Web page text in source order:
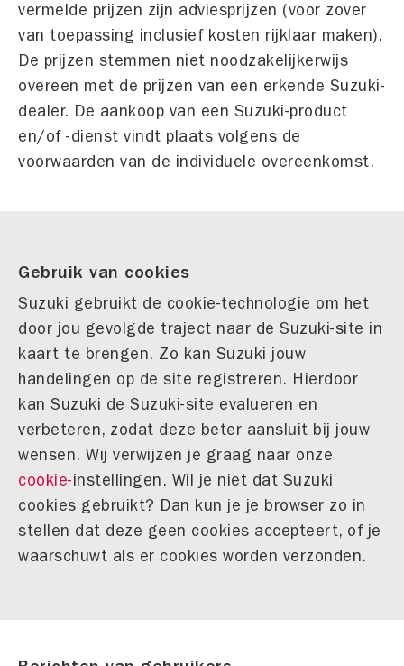
vermelde prijzen zijn adviesprijzen (voor zover
van toepassing inclusief kosten rijklaar maken).
De prijzen stemmen niet noodzakelijkerwijs
overeen met de prijzen van een erkende Suzuki-
dealer. De aankoop van een Suzuki-product
en/of -dienst vindt plaats volgens de
voorwaarden van de individuele overeenkomst.
Gebruik van cookies
Suzuki gebruikt de cookie-technologie om het
door jou gevolgde traject naar de Suzuki-site in
kaart te brengen. Zo kan Suzuki jouw
handelingen op de site registreren. Hierdoor
kan Suzuki de Suzuki-site evalueren en
verbeteren, zodat deze beter aansluit bij jouw
wensen. Wij verwijzen je graag naar onze
cookie-instellingen. Wil je niet dat Suzuki
cookies gebruikt? Dan kun je je browser zo in
stellen dat deze geen cookies accepteert, of je
waarschuwt als er cookies worden verzonden.